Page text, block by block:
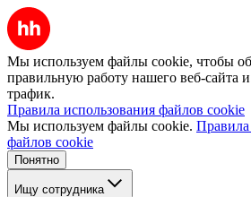
Мы используем файлы cookie, чтобы
правильную работу нашего веб-сайта и
трафик.
Правила использования файлов cookie
Мы используем файлы cookie. Правила
файлов cookie
Понятно
Ищу сотрудника